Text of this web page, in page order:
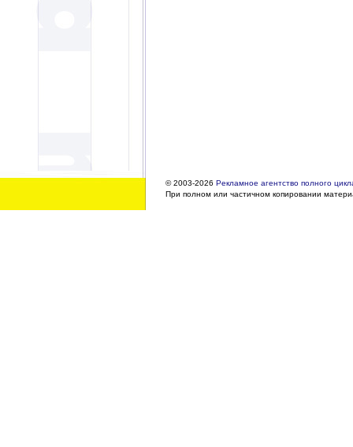
© 2003-2026 Рекламное агентство полного
При полном или частичном копировании